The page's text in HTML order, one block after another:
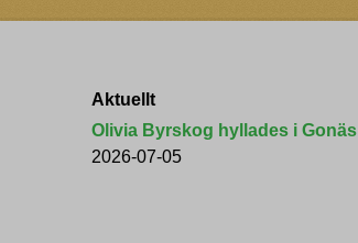
Aktuellt
Olivia Byrskog hyllades i Gonäs
2026-07-05